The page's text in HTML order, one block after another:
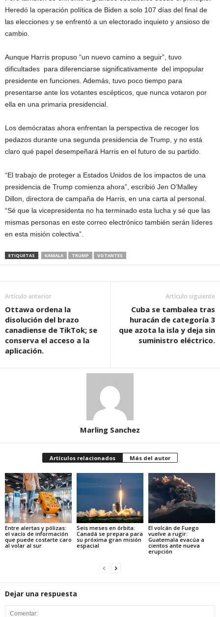
Heredó la operación política de Biden a solo 107 días del final de
las elecciones y se enfrentó a un electorado inquieto y ansioso de
cambio.
Aunque Harris propuso “un nuevo camino a seguir”, tuvo
dificultades para diferenciarse significativamente del impopular
presidente en funciones. Además, tuvo poco tiempo para
presentarse ante los votantes escépticos, que nunca votaron por
ella en una primaria presidencial.
Los demócratas ahora enfrentan la perspectiva de recoger los
pedazos durante una segunda presidencia de Trump, y no está
claro qué papel desempeñará Harris en el futuro de su partido.
“El trabajo de proteger a Estados Unidos de los impactos de una
presidencia de Trump comienza ahora”, escribió Jen O’Malley
Dillon, directora de campaña de Harris, en una carta al personal.
“Sé que la vicepresidenta no ha terminado esta lucha y sé que las
mismas personas en este correo electrónico también serán líderes
en esta misión colectiva”.
ETIQUETAS KAMALA TRUMP VOTANTES
Artículo anterior
Ottawa ordena la
disolución del brazo
canadiense de TikTok; se
conserva el acceso a la
aplicación.
Artículo siguiente
Cuba se tambalea tras
huracán de categoría 3
que azota la isla y deja sin
suministro eléctrico.
Marling Sanchez
Artículos relacionados Más del autor
Entre alertas y pólizas:
el vacío de información
que puede costarte caro
al volar al sur
Seis meses en órbita:
Canadá se prepara para
su próxima gran misión
espacial
El volcán de Fuego
vuelve a rugir:
Guatemala evacúa a
cientos ante nueva
erupción
Dejar una respuesta